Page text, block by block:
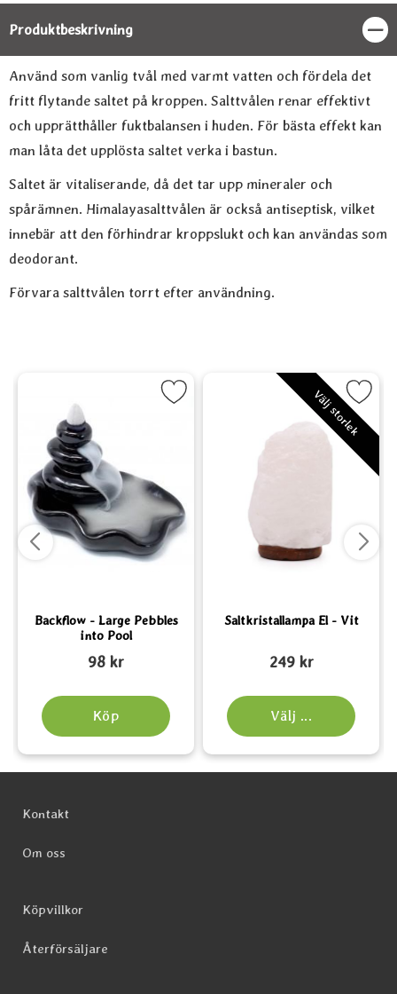
Produktbeskrivning
Produktbeskrivning
Använd som vanlig tvål med varmt vatten och fördela det
fritt flytande saltet på kroppen. Salttvålen renar effektivt
och upprätthåller fuktbalansen i huden. För bästa effekt kan
man låta det upplösta saltet verka i bastun.
Saltet är vitaliserande, då det tar upp mineraler och
spårämnen. Himalayasalttvålen är också antiseptisk, vilket
innebär att den förhindrar kroppslukt och kan användas som
deodorant.
Förvara salttvålen torrt efter användning.
Backflow - Large Pebbles
into Pool
Art. nr 565298 kr
Köp
Backflow - Large Pebbles into Pool som favorit
Välj storlek
Saltkristallampa El - Vit
Art. nr 6185249 kr
Välj ...
Markera Saltkristallampa
Kontakt
Om oss
Köpvillkor
Återförsäljare